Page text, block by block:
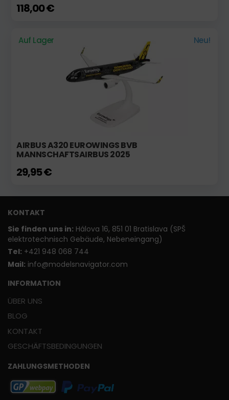
118,00 €
Auf Lager Neu!
AIRBUS A320 EUROWINGS BVB
MANNSCHAFTSAIRBUS 2025
29,95 €
KONTAKT
Sie finden uns in: Hálova 16, 851 01 Bratislava (SPŠ
elektrotechnisch Gebäude, Nebeneingang)
Tel: +421 948 068 744
Mail: info@modelsnavigator.com
INFORMATION
ÜBER UNS
BLOG
KONTAKT
GESCHÄFTSBEDINGUNGEN
ZAHLUNGSMETHODEN